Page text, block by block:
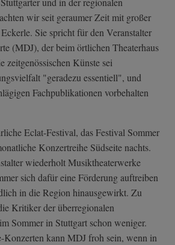
wir seit geraumer Zeit mit großer
Sie spricht für den Veranstalter
(MDJ), der beim örtlichen Theaterhaus
zeitgenössischen Künste sei
"geradezu essentiell", und
Fachpublikationen vorbehalten
Eclat-Festival, das Festival Sommer
Konzertreihe Südseite nachts.
wiederholt Musiktheaterwerke
sich dafür eine Förderung auftreiben
in die Region hinausgewirkt. Zu
Kritiker der überregionalen
Sommer in Stuttgart schon weniger.
Konzerten kann MDJ froh sein, wenn in